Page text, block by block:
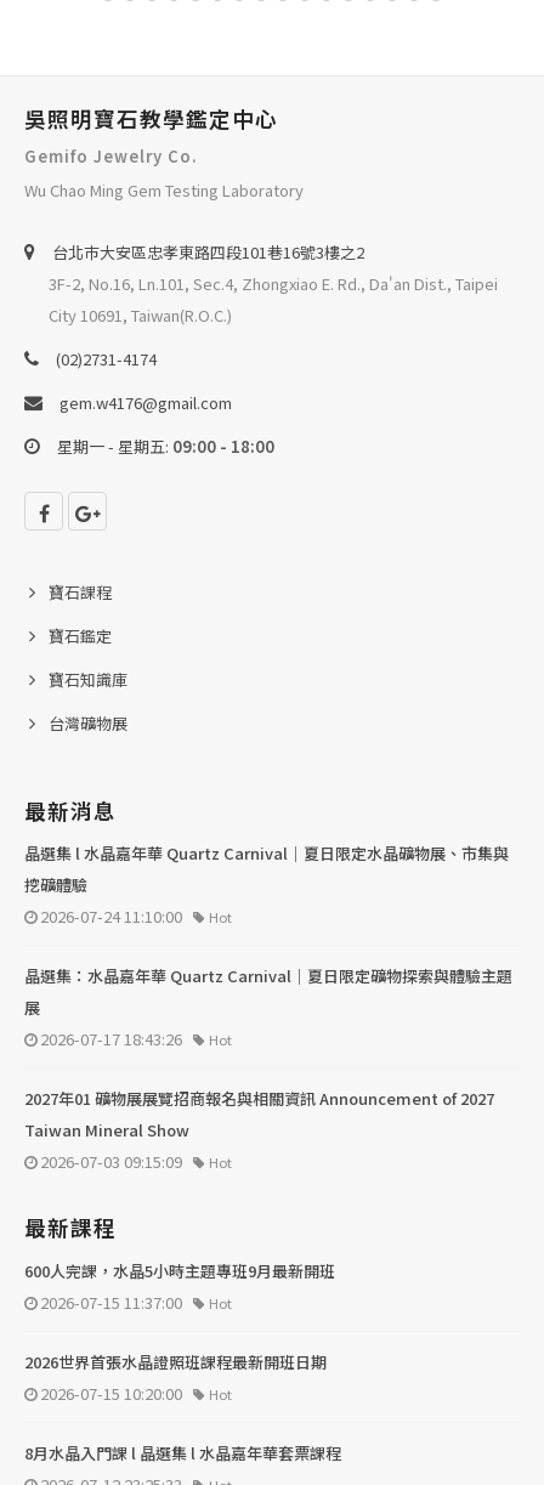
吳照明寶石教學鑑定中心
Gemifo Jewelry Co.
Wu Chao Ming Gem Testing Laboratory
台北巿大安區忠孝東路四段101巷16號3樓之2
3F-2, No.16, Ln.101, Sec.4, Zhongxiao E. Rd., Da'an Dist., Taipei
City 10691, Taiwan(R.O.C.)
(02)2731-4174
gem.w4176@gmail.com
星期一 - 星期五: 09:00 - 18:00
寶石課程
寶石鑑定
寶石知識庫
台灣礦物展
最新消息
晶選集 l 水晶嘉年華 Quartz Carnival｜夏日限定水晶礦物展、市集與
挖礦體驗
2026-07-24 11:10:00
Hot
晶選集：水晶嘉年華 Quartz Carnival｜夏日限定礦物探索與體驗主題
展
2026-07-17 18:43:26
Hot
2027年01 礦物展展覽招商報名與相關資訊 Announcement of 2027
Taiwan Mineral Show
2026-07-03 09:15:09
Hot
最新課程
600人完課，水晶5小時主題專班9月最新開班
2026-07-15 11:37:00
Hot
2026世界首張水晶證照班課程最新開班日期
2026-07-15 10:20:00
Hot
8月水晶入門課 l 晶選集 l 水晶嘉年華套票課程